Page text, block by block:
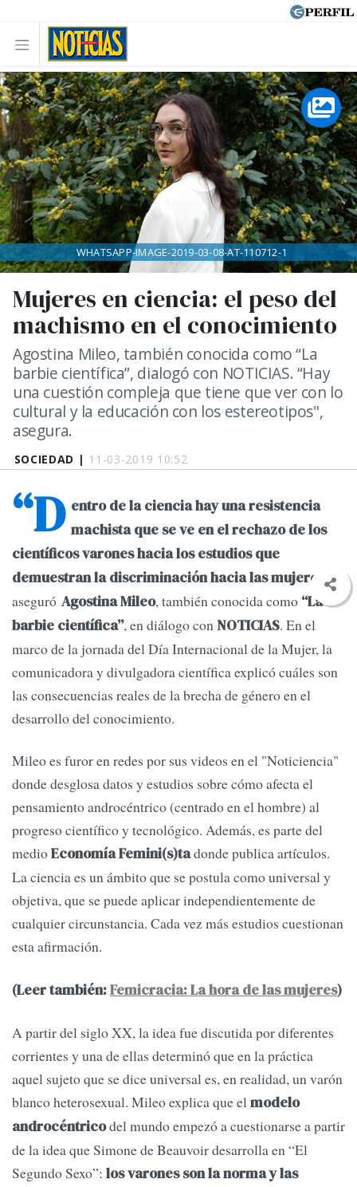
SOCIEDAD | 11-03-2019 10:52
Mujeres en ciencia: el peso del
machismo en el conocimiento
Agostina Mileo, también conocida como “La
barbie científica”, dialogó con NOTICIAS. “Hay
una cuestión compleja que tiene que ver con lo
cultural y la educación con los estereotipos",
asegura.
WHATSAPP-IMAGE-2019-03-08-AT-110712-1
“D entro de la ciencia hay una resistencia
machista que se ve en el rechazo de los
científicos varones hacia los estudios que
demuestran la discriminación hacia las mujeres”,
aseguró Agostina Mileo, también conocida como “La
barbie científica”, en diálogo conNOTICIAS. En el
marco de la jornada del Día Internacional de la Mujer, la
comunicadora y divulgadora científica explicó cuáles son
las consecuencias reales de la brecha de género en el
desarrollo del conocimiento.
Mileo es furor en redes por sus videos en el "Noticiencia"
donde desglosa datos y estudios sobre cómo afecta el
pensamiento androcéntrico (centrado en el hombre) al
progreso científico y tecnológico. Además, es parte del
medioEconomía Femini(s)tadonde publica artículos.
La ciencia es un ámbito que se postula como universal y
objetiva, que se puede aplicar independientemente de
cualquier circunstancia. Cada vez más estudios cuestionan
esta afirmación.
(Leer también:Femicracia: La hora de las mujeres)
A partir del siglo XX, la idea fue discutida por diferentes
corrientes y una de ellas determinó que en la práctica
aquel sujeto que se dice universal es, en realidad, un varón
blanco heterosexual. Mileo explica que elmodelo
androcéntricodel mundo empezó a cuestionarse a partir
de la idea que Simone de Beauvoir desarrolla en “El
Segundo Sexo”: los varones son la norma y las